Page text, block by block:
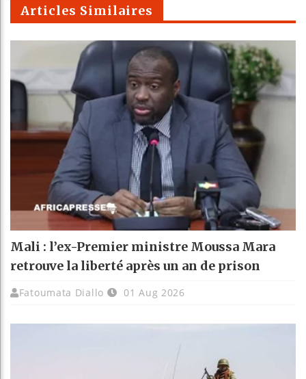
Articles Similaires
Mali : l’ex-Premier ministre Moussa Mara
retrouve la liberté après un an de prison
Fatoumata Diallo 01 Aug 2026